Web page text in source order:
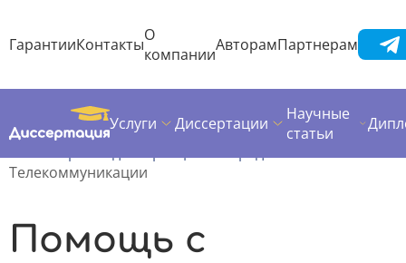
ГарантииКонтактыО
компанииАвторамПартнерам
Услуги Диссертации
Научные
статьи
ДиссертацияМагистерская диссертация
Телекоммуникации
Помощь с